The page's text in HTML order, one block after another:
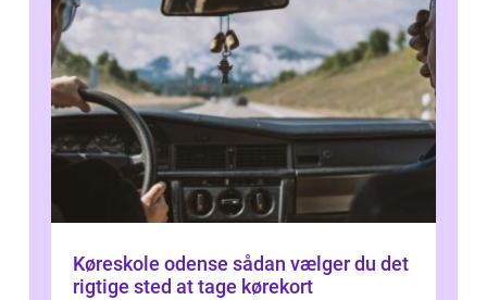
Køreskole odense sådan vælger du det
rigtige sted at tage kørekort